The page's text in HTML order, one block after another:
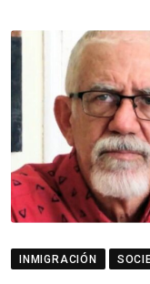
INMIGRACIÓN